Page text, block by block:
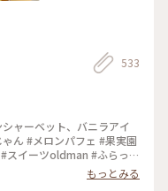
533
ャーベット、バニラアイ
メロンパフェ #果実園
もっとみる